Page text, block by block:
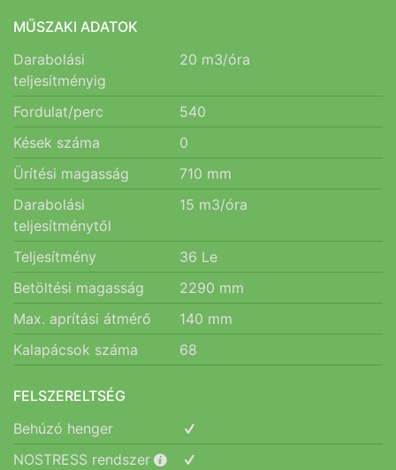
MŰSZAKI ADATOK
Darabolási
teljesítményig
20 m3/óra
Fordulat/perc
540
Kések száma
0
Ürítési magasság
710 mm
Darabolási
teljesítménytől
15 m3/óra
Teljesítmény 36 Le
Betöltési magasság
2290 mm
Max. aprítási átmérő
140 mm
Kalapácsok száma
68
FELSZERELTSÉG
Behúzó henger
NOSTRESS rendszer